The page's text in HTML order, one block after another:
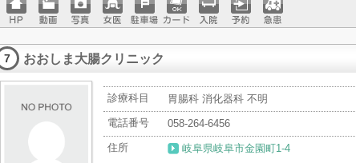
ホーム
ページ
動画 写真 女医 駐車場クレジ
ットカ
ード
入院 予約 急患
7 おおしま大腸クリニック
診療科目
胃腸科 消化器科 不明
電話番号
058-264-6456
住所
岐阜県岐阜市金園町1-4